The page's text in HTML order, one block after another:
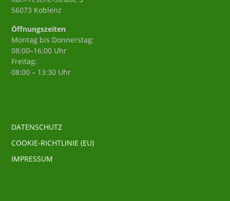
56073 Koblenz
Öffnungszeiten
Montag bis Donnerstag:
08:00–16:00 Uhr
Freitag:
08:00 – 13:30 Uhr
DATENSCHUTZ
COOKIE-RICHTLINIE (EU)
IMPRESSUM